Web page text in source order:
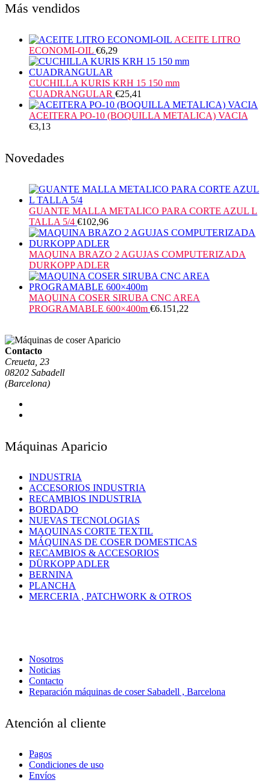
Más vendidos
ACEITE LITRO
ECONOMI-OIL €6,29
CUCHILLA KURIS KRH 15 150 mm
CUADRANGULAR €25,41
ACEITERA PO-10 (BOQUILLA METALICA) VACIA
€3,13
Novedades
GUANTE MALLA METALICO PARA CORTE AZUL L
TALLA 5/4 €102,96
MAQUINA BRAZO 2 AGUJAS COMPUTERIZADA
DURKOPP ADLER
MAQUINA COSER SIRUBA CNC AREA
PROGRAMABLE 600×400m €6.151,22
Contacto
Creueta, 23
08202 Sabadell
(Barcelona)
Máquinas Aparicio
INDUSTRIA
ACCESORIOS INDUSTRIA
RECAMBIOS INDUSTRIA
BORDADO
NUEVAS TECNOLOGIAS
MAQUINAS CORTE TEXTIL
MÁQUINAS DE COSER DOMESTICAS
RECAMBIOS & ACCESORIOS
DÜRKOPP ADLER
BERNINA
PLANCHA
MERCERIA , PATCHWORK & OTROS
Nosotros
Noticias
Contacto
Reparación máquinas de coser Sabadell , Barcelona
Atención al cliente
Pagos
Condiciones de uso
Envíos